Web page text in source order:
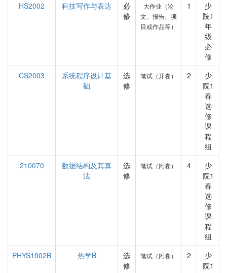
HS2002
科技写作与表达
必
修
大作业（论
文、报告、项
目或作品等）
1
少
院1
年
级
必
修
CS2003
系统程序设计基
础
选
修
笔试（开卷） 2
少
院1
春
选
修
课
程
组
210070
数据结构及其算
法
选
修
笔试（闭卷） 4
少
院1
春
选
修
课
程
组
PHYS1002B
热学B
选
修
笔试（闭卷） 2
少
院1